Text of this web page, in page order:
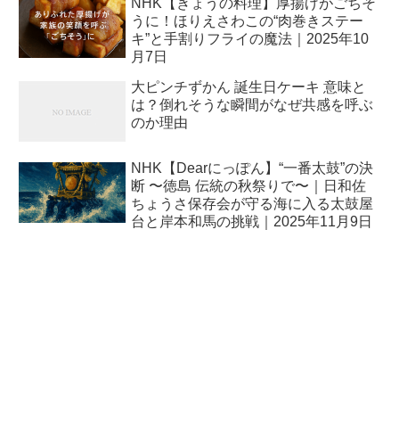
NHK【きょうの料理】厚揚げがごちそ
うに！ほりえさわこの“肉巻きステー
キ”と手割りフライの魔法｜2025年10
月7日
大ピンチずかん 誕生日ケーキ 意味と
は？倒れそうな瞬間がなぜ共感を呼ぶ
のか理由
NHK【Dearにっぽん】“一番太鼓”の決
断 〜徳島 伝統の秋祭りで〜｜日和佐
ちょうさ保存会が守る海に入る太鼓屋
台と岸本和馬の挑戦｜2025年11月9日